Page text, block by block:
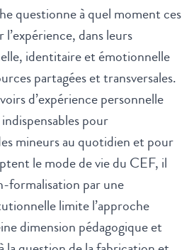
questionne à quel moment ces
dans leurs
identitaire et émotionnelle
partagées et transversales.
d’expérience personnelle
indispensables pour
mineurs au quotidien et pour
le mode de vie du CEF, il
formalisation par une
limite l’approche
dimension pédagogique et